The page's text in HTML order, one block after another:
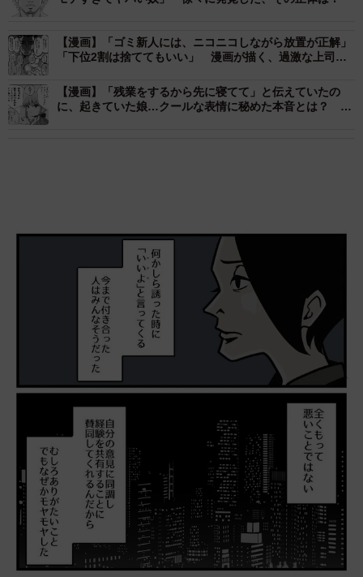
【漫画】「ゴミ新人には、ニコニコしながら放置が正解」
「下位2割は捨ててもいい」 漫画が描く、過激な上司
【漫画】「残業をするから先に寝てて」と伝えていたの
に、起きていた娘…クールな表情に秘めた本音とは？ 父